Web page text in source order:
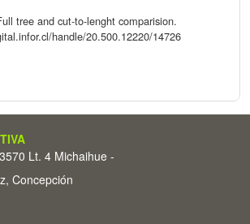
tree and cut-to-lenght comparision.
handle/20.500.12220/14726
Lt. 4 Michaihue -
Concepción